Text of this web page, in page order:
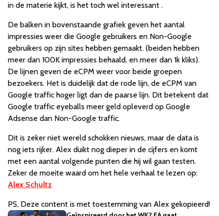
in de materie kijkt, is het toch wel interessant .
De balken in bovenstaande grafiek geven het aantal
impressies weer die Google gebruikers en Non-Google
gebruikers op zijn sites hebben gemaakt. (beiden hebben
meer dan 100K impressies behaald, en meer dan 1k kliks).
De lijnen geven de eCPM weer voor beide groepen
bezoekers. Het is duidelijk dat de rode lijn, de eCPM van
Google traffic hoger ligt dan de paarse lijn. Dit betekent dat
Google traffic eyeballs meer geld opleverd op Google
Adsense dan Non-Google traffic.
Dit is zeker niet wereld schokken nieuws, maar de data is
nog iets rijker. Alex duikt nog dieper in de cijfers en komt
met een aantal volgende punten die hij wil gaan testen.
Zeker de moeite waard om het hele verhaal te lezen op:
Alex Schultz
PS, Deze content is met toestemming van Alex gekopieerd!